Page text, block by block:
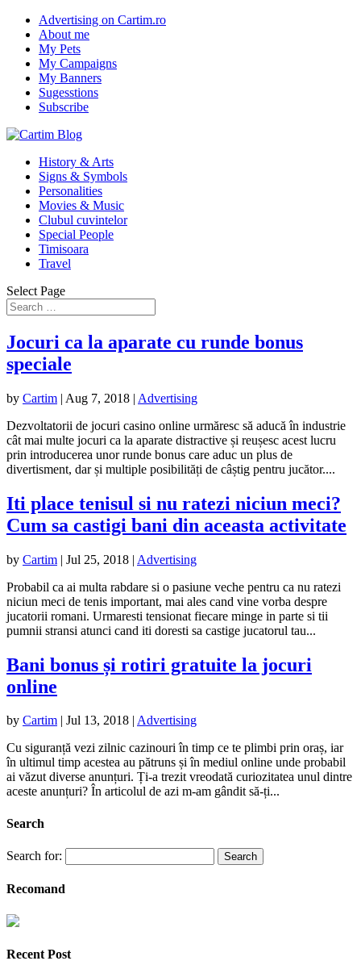
Advertising on Cartim.ro
About me
My Pets
My Campaigns
My Banners
Sugesstions
Subscribe
History & Arts
Signs & Symbols
Personalities
Movies & Music
Clubul cuvintelor
Special People
Timisoara
Travel
Select Page
Jocuri ca la aparate cu runde bonus
speciale
by Cartim | Aug 7, 2018 | Advertising
Dezvoltatorii de jocuri casino online urmăresc să aducă în industrie
cât mai multe jocuri ca la aparate distractive și reușesc acest lucru
prin introducerea unor runde bonus care aduc un plus de
divertisment, dar și multiple posibilități de câștig pentru jucător....
Iti place tenisul si nu ratezi niciun meci?
Cum sa castigi bani din aceasta activitate
by Cartim | Jul 25, 2018 | Advertising
Probabil ca ai multa rabdare si o pasiune veche pentru ca nu ratezi
niciun meci de tenis important, mai ales cand vine vorba despre
jucatorii romani. Urmaresti tensionat fiecare minge in parte si tii
pumnii stransi atunci cand iti doresti sa castige jucatorul tau...
Bani bonus și rotiri gratuite la jocuri
online
by Cartim | Jul 13, 2018 | Advertising
Cu siguranță vezi zilnic cazinouri în timp ce te plimbi prin oraș, iar
în ultimul timp acestea au pătruns și în mediul online unde probabil
ai văzut diverse anunțuri. Ți-a trezit vreodată curiozitatea unul dintre
aceste anunțuri? În articolul de azi m-am gândit să-ți...
Search
Search for:
Recomand
Recent Post